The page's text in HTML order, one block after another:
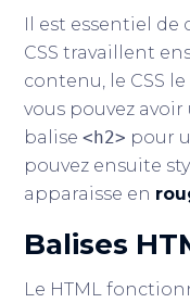
Il est essentiel de
CSS travaillent
contenu, le CSS
vous pouvez
balise<h2> pour
pouvez ensuite
apparaisse en
Balises
Le HTML